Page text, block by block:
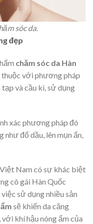
sóc da.
đẹp
chăm sóc da Hàn
thuộc với phương pháp
và cầu kì, sử dụng
xác phương pháp đó
đổ dầu, lên mụn ẩn,
Nam có sự khác biệt
cô gái Hàn Quốc
sử dụng nhiều sản
sẽ khiến da căng
khí hậu nóng ẩm của